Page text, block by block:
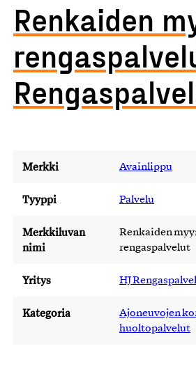
Renkaiden
Merkki Avainlippu
Tyyppi Palvelu
Merkkiluvan
nimi
Renkaiden
rengaspalvelut
Yritys HJ
Kategoria
Ajoneuvojen
huoltopalvelut